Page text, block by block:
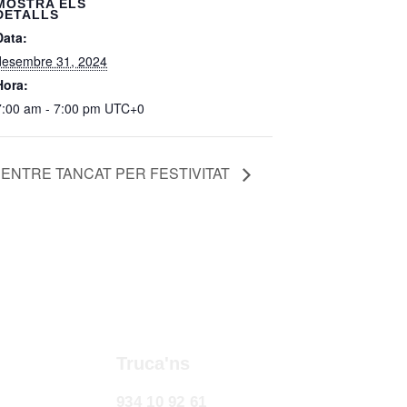
ELS
31, 2024
am - 7:00 pm UTC+0
TANCAT PER FESTIVITAT